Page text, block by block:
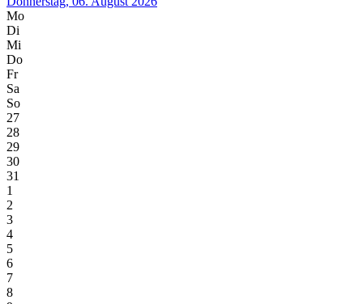
Mo
Di
Mi
Do
Fr
Sa
So
27
28
29
30
31
1
2
3
4
5
6
7
8